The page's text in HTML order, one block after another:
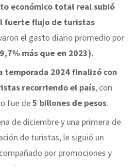
económico total real subió
fuerte flujo de turistas
el gasto diario promedio por
más que en 2023).
temporada 2024 finalizó con
recorriendo el país, con
fue de5 billones de pesos.
de diciembre y una primera de
de turistas, le siguió un
por promociones y